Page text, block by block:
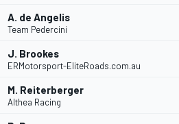
A. de Angelis
Team Pedercini
J. Brookes
ERMotorsport-EliteRoads.com.au
M. Reiterberger
Althea Racing